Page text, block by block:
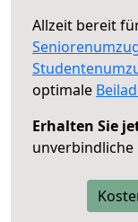
Allzeit bereit
optimale
Erhalten Sie